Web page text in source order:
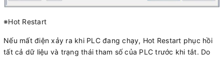
※Hot Restart
Nếu mất điện xảy ra khi PLC đang chạy, Hot Restart phục hồi
tất cả dữ liệu và trạng thái tham số của PLC trước khi tắt. Do